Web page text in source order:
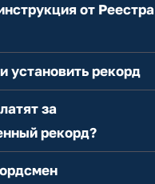
от Реестра
установить рекорд
за
рекорд?